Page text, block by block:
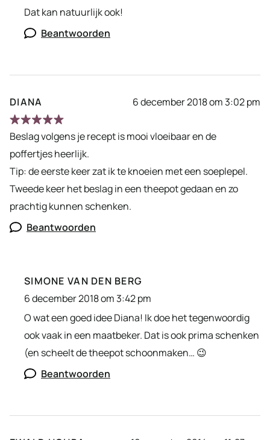
Dat kan natuurlijk ook!
Beantwoorden
DIANA 6 december 2018 om 3:02 pm
Beslag volgens je recept is mooi vloeibaar en de
poffertjes heerlijk.
Tip: de eerste keer zat ik te knoeien met een soeplepel.
Tweede keer het beslag in een theepot gedaan en zo
prachtig kunnen schenken.
Beantwoorden
SIMONE VAN DEN BERG
6 december 2018 om 3:42 pm
O wat een goed idee Diana! Ik doe het tegenwoordig
ook vaak in een maatbeker. Dat is ook prima schenken
(en scheelt de theepot schoonmaken… 😉
Beantwoorden